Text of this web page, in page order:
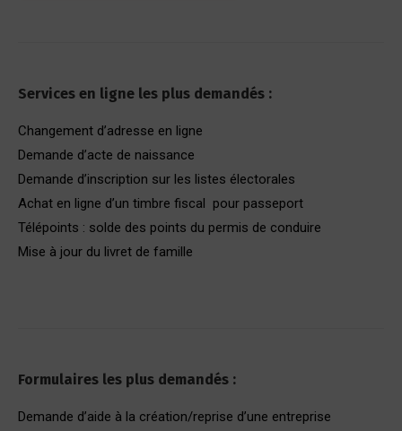
Services en ligne les plus demandés :
Changement d’adresse en ligne
Demande d’acte de naissance
Demande d’inscription sur les listes électorales
Achat en ligne d’un timbre fiscal pour passeport
Télépoints : solde des points du permis de conduire
Mise à jour du livret de famille
Formulaires les plus demandés :
Demande d’aide à la création/reprise d’une entreprise